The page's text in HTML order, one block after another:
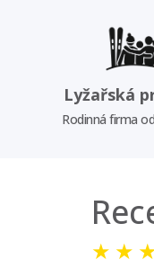
Lyžařská
Rodinná firma
★ ★